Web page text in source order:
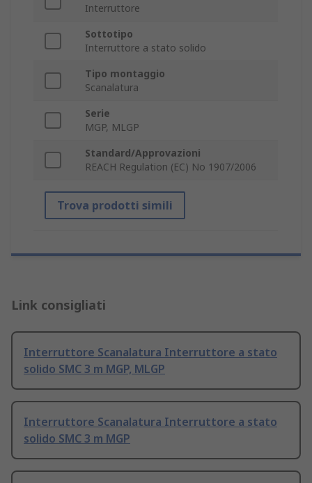
Interruttore
Sottotipo
Interruttore a stato solido
Tipo montaggio
Scanalatura
Serie
MGP, MLGP
Standard/Approvazioni
REACH Regulation (EC) No 1907/2006
Trova prodotti simili
Link consigliati
Interruttore Scanalatura Interruttore a stato
solido SMC 3 m MGP, MLGP
Interruttore Scanalatura Interruttore a stato
solido SMC 3 m MGP